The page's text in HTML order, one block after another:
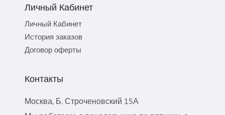
Личный Кабинет
Личный Кабинет
История заказов
Договор оферты
Контакты
Москва, Б. Строченовский 15А